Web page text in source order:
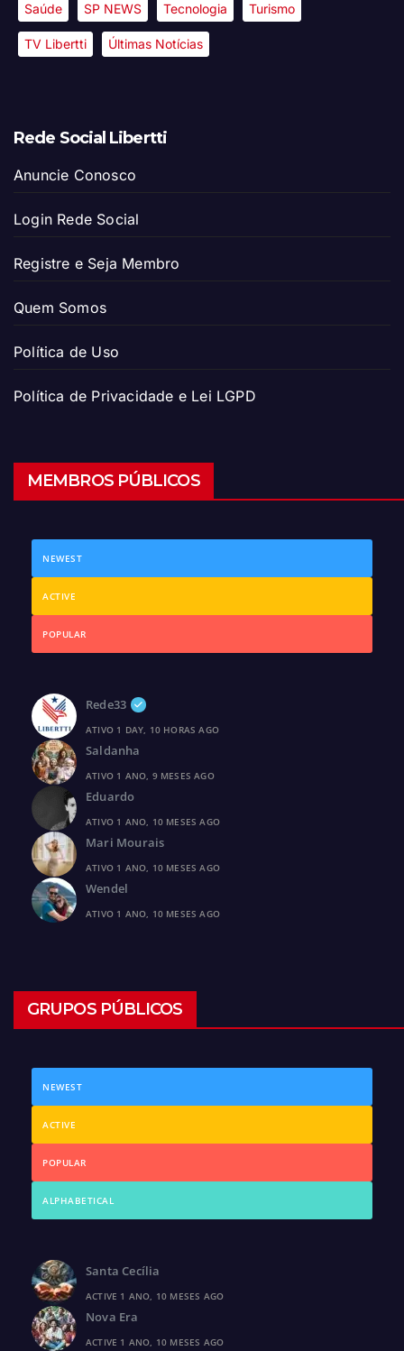
Saúde SP NEWS Tecnologia Turismo
TV Libertti Últimas Notícias
Rede Social Libertti
Anuncie Conosco
Login Rede Social
Registre e Seja Membro
Quem Somos
Política de Uso
Política de Privacidade e Lei LGPD
MEMBROS PÚBLICOS
NEWEST
ACTIVE
POPULAR
Rede33
ATIVO 1 DAY, 10 HORAS AGO
Saldanha
ATIVO 1 ANO, 9 MESES AGO
Eduardo
ATIVO 1 ANO, 10 MESES AGO
Mari Mourais
ATIVO 1 ANO, 10 MESES AGO
Wendel
ATIVO 1 ANO, 10 MESES AGO
GRUPOS PÚBLICOS
NEWEST
ACTIVE
POPULAR
ALPHABETICAL
Santa Cecília
ACTIVE 1 ANO, 10 MESES AGO
Nova Era
ACTIVE 1 ANO, 10 MESES AGO